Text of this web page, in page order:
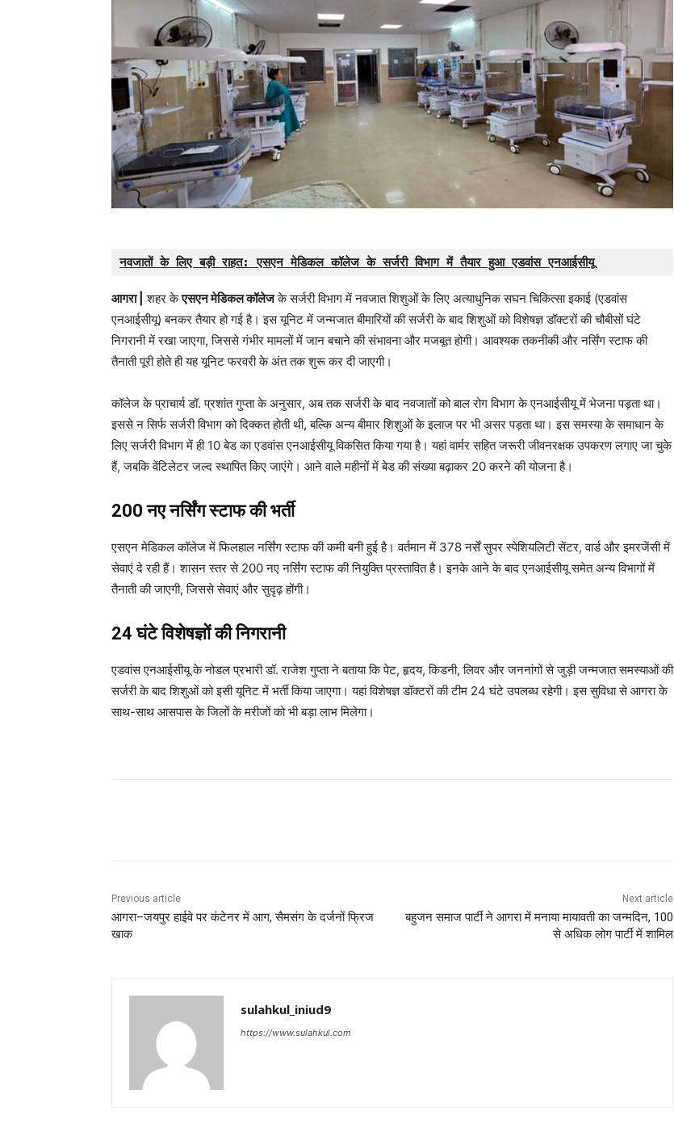
नवजातों के लिए बड़ी राहत: एसएन मेडिकल कॉलेज के सर्जरी विभाग में तैयार हुआ एडवांस एनआईसीयू
आगरा | शहर केएसएन मेडिकल कॉलेजके सर्जरी विभाग में नवजात शिशुओं के लिए अत्याधुनिक सघन चिकित्सा इकाई (एडवांस
एनआईसीयू) बनकर तैयार हो गई है। इस यूनिट में जन्मजात बीमारियों की सर्जरी के बाद शिशुओं को विशेषज्ञ डॉक्टरों की चौबीसों घंटे
निगरानी में रखा जाएगा, जिससे गंभीर मामलों में जान बचाने की संभावना और मजबूत होगी। आवश्यक तकनीकी और नर्सिंग स्टाफ की
तैनाती पूरी होते ही यह यूनिट फरवरी के अंत तक शुरू कर दी जाएगी।
कॉलेज के प्राचार्य डॉ. प्रशांत गुप्ता के अनुसार, अब तक सर्जरी के बाद नवजातों को बाल रोग विभाग के एनआईसीयू में भेजना पड़ता था।
इससे न सिर्फ सर्जरी विभाग को दिक्कत होती थी, बल्कि अन्य बीमार शिशुओं के इलाज पर भी असर पड़ता था। इस समस्या के समाधान के
लिए सर्जरी विभाग में ही 10 बेड का एडवांस एनआईसीयू विकसित किया गया है। यहां वार्मर सहित जरूरी जीवनरक्षक उपकरण लगाए जा चुके
हैं, जबकि वेंटिलेटर जल्द स्थापित किए जाएंगे। आने वाले महीनों में बेड की संख्या बढ़ाकर 20 करने की योजना है।
200 नए नर्सिंग स्टाफ की भर्ती
एसएन मेडिकल कॉलेज में फिलहाल नर्सिंग स्टाफ की कमी बनी हुई है। वर्तमान में 378 नर्सें सुपर स्पेशियलिटी सेंटर, वार्ड और इमरजेंसी में
सेवाएं दे रही हैं। शासन स्तर से 200 नए नर्सिंग स्टाफ की नियुक्ति प्रस्तावित है। इनके आने के बाद एनआईसीयू समेत अन्य विभागों में
तैनाती की जाएगी, जिससे सेवाएं और सुदृढ़ होंगी।
24 घंटे विशेषज्ञों की निगरानी
एडवांस एनआईसीयू के नोडल प्रभारी डॉ. राजेश गुप्ता ने बताया कि पेट, हृदय, किडनी, लिवर और जननांगों से जुड़ी जन्मजात समस्याओं की
सर्जरी के बाद शिशुओं को इसी यूनिट में भर्ती किया जाएगा। यहां विशेषज्ञ डॉक्टरों की टीम 24 घंटे उपलब्ध रहेगी। इस सुविधा से आगरा के
साथ-साथ आसपास के जिलों के मरीजों को भी बड़ा लाभ मिलेगा।
Previous article
आगरा–जयपुर हाईवे पर कंटेनर में आग, सैमसंग के दर्जनों फ्रिज
खाक
Next article
बहुजन समाज पार्टी ने आगरा में मनाया मायावती का जन्मदिन, 100
से अधिक लोग पार्टी में शामिल
sulahkul_iniud9
https://www.sulahkul.com